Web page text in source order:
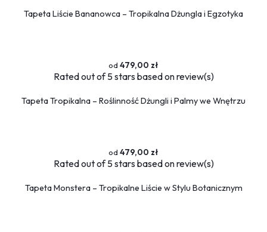
Tapeta Liście Bananowca – Tropikalna Dżungla i Egzotyka
479,00 zł
Ratedout of 5 stars based onreview(s)
Tapeta Tropikalna – Roślinność Dżungli i Palmy we Wnętrzu
479,00 zł
Ratedout of 5 stars based onreview(s)
Tapeta Monstera – Tropikalne Liście w Stylu Botanicznym